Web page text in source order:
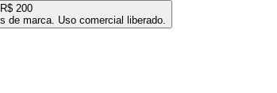
R$ 200
de marca. Uso comercial liberado.